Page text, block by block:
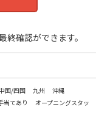
確認ができます。
国/四国 九州
沖縄
当てあり
オープニングスタッ